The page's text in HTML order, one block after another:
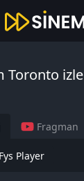
Toronto
Fragman
Fys Player